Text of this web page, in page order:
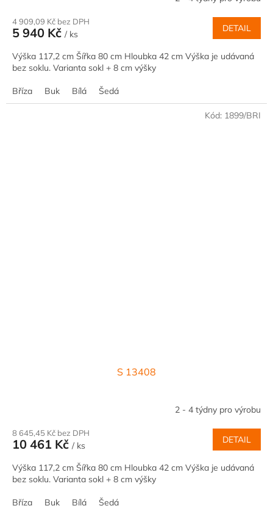
4 909,09 Kč bez DPH
5 940 Kč / ks
DETAIL
Výška 117,2 cm Šířka 80 cm Hloubka 42 cm Výška je udávaná
bez soklu. Varianta sokl + 8 cm výšky
Bříza Buk Bílá Šedá
S 13408
2 - 4 týdny pro výrobu
8 645,45 Kč bez DPH
10 461 Kč / ks
DETAIL
Výška 117,2 cm Šířka 80 cm Hloubka 42 cm Výška je udávaná
bez soklu. Varianta sokl + 8 cm výšky
Bříza Buk Bílá Šedá
Kód: 1899/BRI